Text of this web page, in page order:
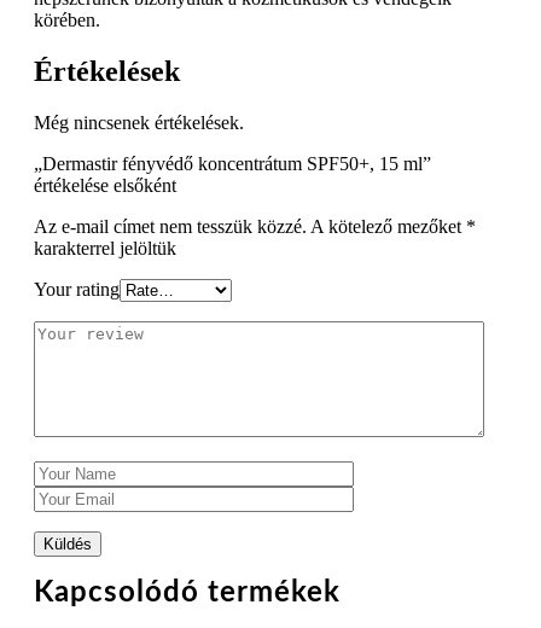
körében.
Értékelések
Még nincsenek értékelések.
„Dermastir fényvédő koncentrátum SPF50+, 15 ml”
értékelése elsőként
Az e-mail címet nem tesszük közzé. A kötelező mezőket *
karakterrel jelöltük
Your rating
Kapcsolódó termékek